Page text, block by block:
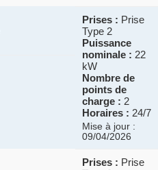
Prises : Prise
Type 2
Puissance
nominale : 22
kW
Nombre de
points de
charge : 2
Horaires : 24/7
Mise à jour :
09/04/2026
Prises : Prise